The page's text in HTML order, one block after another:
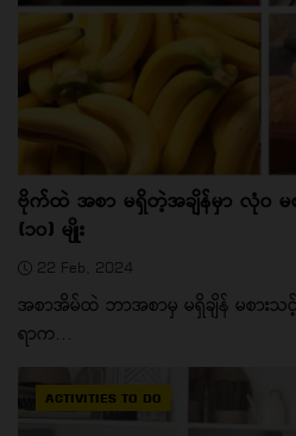
ဗိုက်ထဲ အစာ မရှိတဲ့အချိန်မှာ လုံ၀
(၁၀) မျိုး
22 Feb, 2024
အစာအိမ်ထဲ ဘာအစာမှ မရှိချိန် မစား
ရာက...
ACTIVITIES TO DO